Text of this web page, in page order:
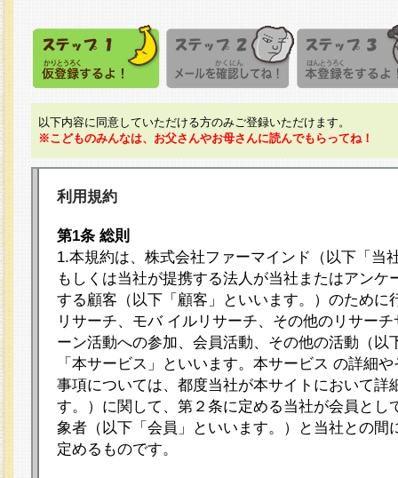
以下内容に同意していただける方のみご登録いただけます。
※こどものみんなは、お父さんやお母さんに読んでもらってね！
利用規約
第1条 総則
1.本規約は、株式会社ファーマインド（以下「当
もしくは当社が提携する法人が当社またはアンケ
する顧客（以下「顧客」といいます。）のために
リサーチ、モバ イルリサーチ、その他のリサー
ーン活動への参加、会員活動、その他の活動（以
「本サービス」といいます。本サービス の詳細
事項については、都度当社が本サイトにおいて詳
す。）に関して、第２条に定める当社が会員とし
象者（以下「会員」といいます。）と当社との間
定めるものです。